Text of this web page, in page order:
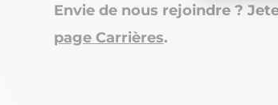
Envie de nous rejoindre ?
page Carrières.